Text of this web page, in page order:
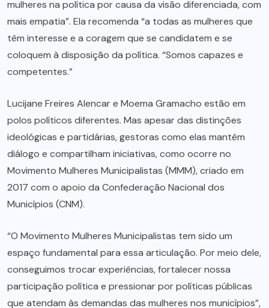
mulheres na política por causa da visão diferenciada, com
mais empatia”. Ela recomenda “a todas as mulheres que
têm interesse e a coragem que se candidatem e se
coloquem à disposição da política. “Somos capazes e
competentes.”
Lucijane Freires Alencar e Moema Gramacho estão em
polos políticos diferentes. Mas apesar das distinções
ideológicas e partidárias, gestoras como elas mantêm
diálogo e compartilham iniciativas, como ocorre no
Movimento Mulheres Municipalistas (MMM), criado em
2017 com o apoio da Confederação Nacional dos
Municípios (CNM).
“O Movimento Mulheres Municipalistas tem sido um
espaço fundamental para essa articulação. Por meio dele,
conseguimos trocar experiências, fortalecer nossa
participação política e pressionar por políticas públicas
que atendam às demandas das mulheres nos municípios”,